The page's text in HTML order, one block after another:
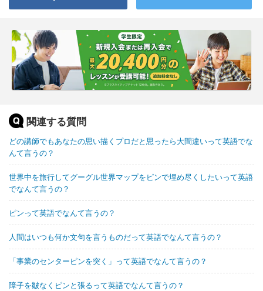
関連する質問
どの講師でもあなたの思い描くプロだと思ったら大間違いって英語でな
んて言うの？
世界中を旅行してグーグル世界マップをピンで埋め尽くしたいって英語
でなんて言うの？
ピンって英語でなんて言うの？
人間はいつも何か文句を言うものだって英語でなんて言うの？
「事業のセンターピンを突く」って英語でなんて言うの？
障子を皺なくピンと張るって英語でなんて言うの？